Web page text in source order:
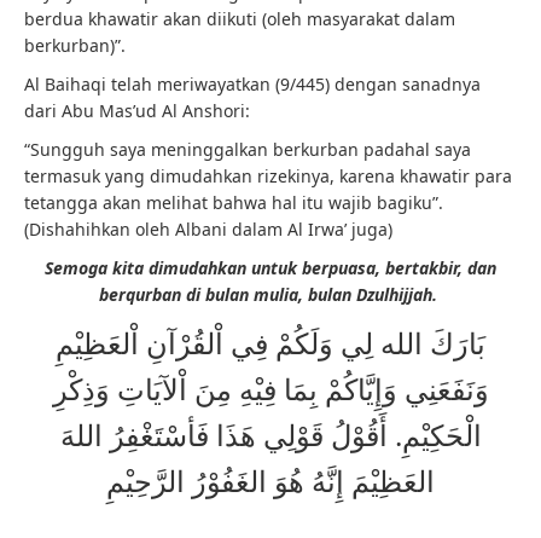
berdua khawatir akan diikuti (oleh masyarakat dalam
berkurban)”.
Al Baihaqi telah meriwayatkan (9/445) dengan sanadnya
dari Abu Mas’ud Al Anshori:
“Sungguh saya meninggalkan berkurban padahal saya
termasuk yang dimudahkan rizekinya, karena khawatir para
tetangga akan melihat bahwa hal itu wajib bagiku”.
(Dishahihkan oleh Albani dalam Al Irwa’ juga)
Semoga kita dimudahkan untuk berpuasa, bertakbir, dan
berqurban di bulan mulia, bulan Dzulhijjah.
بَارَكَ الله لِي وَلَكُمْ فِي اْلقُرْآنِ اْلعَظِيْمِ
وَنَفَعَنِي وَإِيَّاكُمْ بِمَا فِيْهِ مِنَ اْلآيَاتِ وَذِكْرِ
الْحَكِيْمِ. أَقُوْلُ قَوْلِي هَذَا فَأسْتَغْفِرُ اللهَ
العَظِيْمَ إِنَّهُ هُوَ الغَفُوْرُ الرَّحِيْمِ